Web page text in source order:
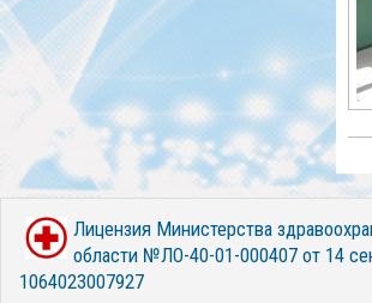
Лицензия Министерства
области №ЛО-40-01-000407 от 14
1064023007927